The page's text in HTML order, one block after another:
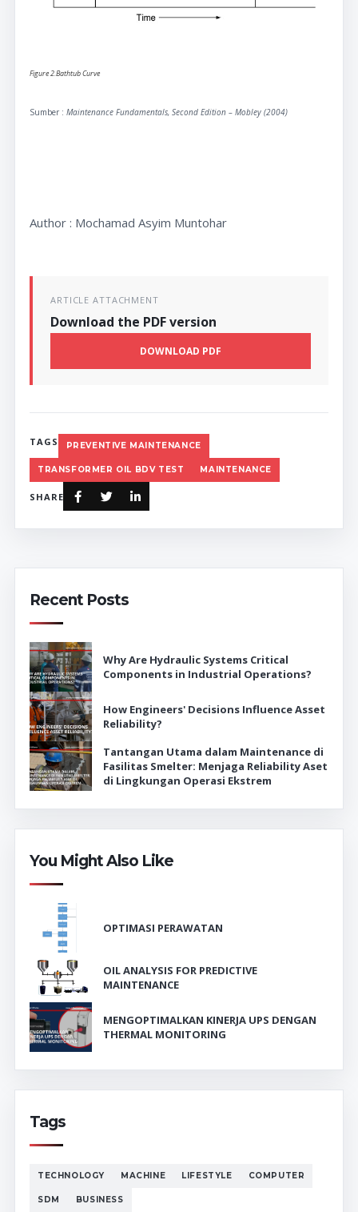
Figure 2.Bathtub Curve
Sumber : Maintenance Fundamentals, Second Edition – Mobley (2004)
Author : Mochamad Asyim Muntohar
ARTICLE ATTACHMENT
Download the PDF version
DOWNLOAD PDF
TAGS PREVENTIVE MAINTENANCE
TRANSFORMER OIL BDV TEST MAINTENANCE
SHARE
Recent Posts
Why Are Hydraulic Systems Critical
Components in Industrial Operations?
How Engineers' Decisions Influence Asset
Reliability?
Tantangan Utama dalam Maintenance di
Fasilitas Smelter: Menjaga Reliability Aset
di Lingkungan Operasi Ekstrem
You Might Also Like
OPTIMASI PERAWATAN
OIL ANALYSIS FOR PREDICTIVE
MAINTENANCE
MENGOPTIMALKAN KINERJA UPS DENGAN
THERMAL MONITORING
Tags
TECHNOLOGY MACHINE LIFESTYLE COMPUTER
SDM BUSINESS